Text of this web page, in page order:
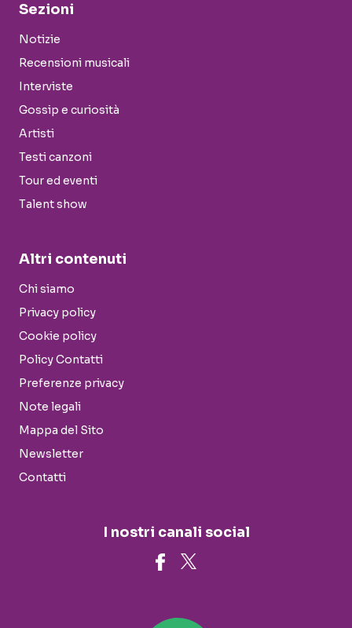
Sezioni
Notizie
Recensioni musicali
Interviste
Gossip e curiosità
Artisti
Testi canzoni
Tour ed eventi
Talent show
Altri contenuti
Chi siamo
Privacy policy
Cookie policy
Policy Contatti
Preferenze privacy
Note legali
Mappa del Sito
Newsletter
Contatti
I nostri canali social